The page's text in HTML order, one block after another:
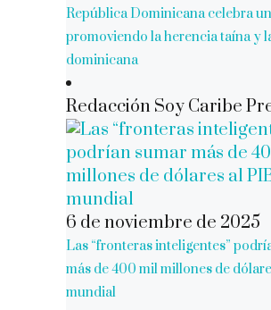
República Dominicana celebra
promoviendo la herencia taína y
dominicana
Redacción Soy Caribe
6 de noviembre de 2025
Las “fronteras inteligentes”
más de 400 mil millones de
mundial